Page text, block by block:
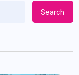
Search